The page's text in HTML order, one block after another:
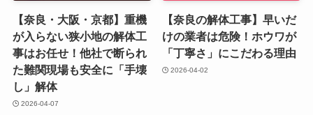
【奈良・大阪・京都】重機
が入らない狭小地の解体工
事はお任せ！他社で断られ
た難関現場も安全に「手壊
し」解体
2026-04-07
【奈良の解体工事】早いだ
けの業者は危険！ホウワが
「丁寧さ」にこだわる理由
2026-04-02